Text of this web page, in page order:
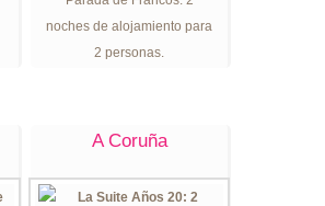
noches de alojamiento para
2 personas.
A Coruña